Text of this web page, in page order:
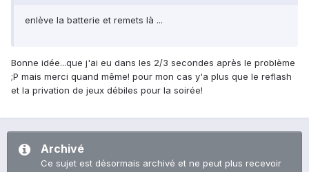
enlève la batterie et remets là ...
Bonne idée...que j'ai eu dans les 2/3 secondes après le problème
;P mais merci quand même! pour mon cas y'a plus que le reflash
et la privation de jeux débiles pour la soirée!
Archivé
Ce sujet est désormais archivé et ne peut plus recevoir